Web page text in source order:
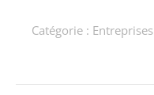
Catégorie : Entreprises